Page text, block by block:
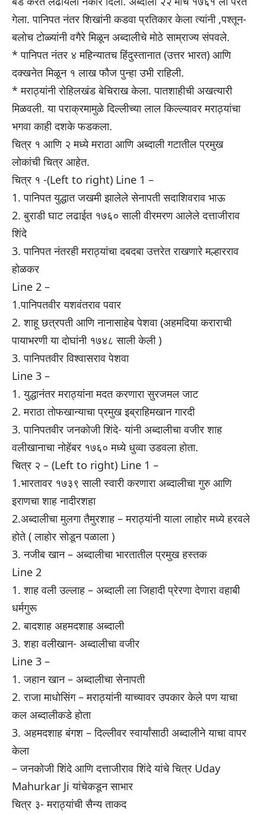
गेला. पानिपत नंतर शिखांनी कडवा प्रतिकार केला त्यांनी ,पश्तून-
बलोच टोळ्यांनी वगैरे मिळून अब्दालीचे मोठे साम्राज्य संपवले.
* पानिपत नंतर ४ महिन्यातच हिंदुस्तानात (उत्तर भारत) आणि
दक्खनेत मिळून १ लाख फौज पुन्हा उभी राहिली.
* मराठ्यांनी रोहिलखंड बेचिराख केला. पातशाहीची अखत्यारी
मिळवली. या पराक्रमामुळे दिल्लीच्या लाल किल्ल्यावर मराठ्यांचा
भगवा काही दशके फडकला.
चित्र १ आणि २ मध्ये मराठा आणि अब्दाली गटातील प्रमुख
लोकांची चित्र आहेत.
चित्र १ -(Left to right) Line 1 –
1. पानिपत युद्धात जखमी झालेले सेनापती सदाशिवराव भाऊ
2. बुराडी घाट लढाईत १७६० साली वीरमरण आलेले दत्ताजीराव
शिंदे
3. पानिपत नंतरही मराठ्यांचा दबदबा उत्तरेत राखणारे मल्हारराव
होळकर
Line 2 –
1.पानिपतवीर यशवंतराव पवार
2. शाहू छत्रपती आणि नानासाहेब पेशवा (अहमदिया कराराची
पायाभरणी या दोघांनी १७४८ साली केली )
3. पानिपतवीर विश्वासराव पेशवा
Line 3 –
1. युद्धानंतर मराठ्यांना मदत करणारा सुरजमल जाट
2. मराठा तोफखान्याचा प्रमुख इब्राहिमखान गारदी
3. पानिपतवीर जनकोजी शिंदे- यांनी अब्दालीचा वजीर शाह
वलीखानाचा नोहेंबर १७६० मध्ये धुव्वा उडवला होता.
चित्र २ – (Left to right) Line 1 –
1.भारतावर १७३९ साली स्वारी करणारा अब्दालीचा गुरु आणि
इराणचा शाह नादीरशहा
2.अब्दालीचा मुलगा तैमुरशाह – मराठ्यांनी याला लाहोर मध्ये हरवले
होते ( लाहोर सोडून पळाला )
3. नजीब खान – अब्दालीचा भारतातील प्रमुख हस्तक
Line 2
1. शाह वली उल्लाह – अब्दाली ला जिहादी प्रेरणा देणारा वहाबी
धर्मगुरू
2. बादशाह अहमदशाह अब्दाली
3. शहा वलीखान- अब्दालीचा वजीर
Line 3 –
1. जहान खान – अब्दालीचा सेनापती
2. राजा माधोसिंग – मराठ्यांनी याच्यावर उपकार केले पण याचा
कल अब्दालीकडे होता
3. अहमदशाह बंगश – दिल्लीवर स्वार्यांसाठी अब्दालीने याचा वापर
केला
– जनकोजी शिंदे आणि दत्ताजीराव शिंदे यांचे चित्र Uday
Mahurkar Ji यांचेकडून साभार
चित्र ३- मराठ्यांची सैन्य ताकद